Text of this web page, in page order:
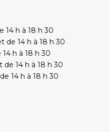
14 h à 18 h 30
de 14 h à 18 h 30
h à 18 h 30
de 14 h à 18 h 30
14 h à 18 h 30